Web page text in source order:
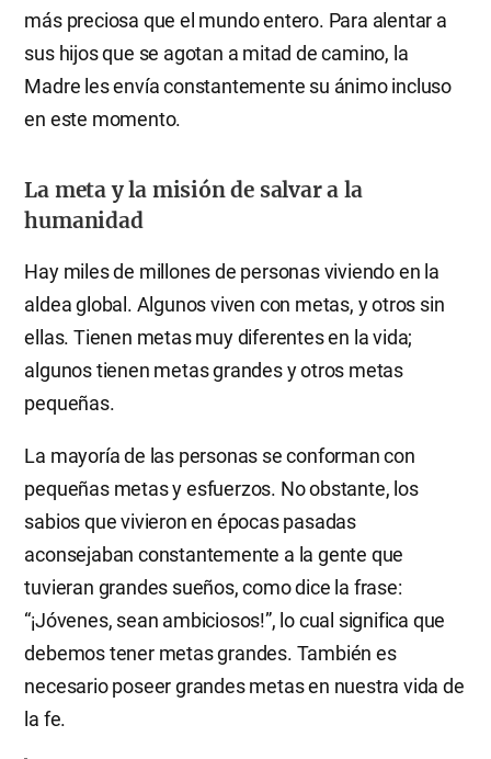
más preciosa que el mundo entero. Para alentar a
sus hijos que se agotan a mitad de camino, la
Madre les envía constantemente su ánimo incluso
en este momento.
La meta y la misión de salvar a la
humanidad
Hay miles de millones de personas viviendo en la
aldea global. Algunos viven con metas, y otros sin
ellas. Tienen metas muy diferentes en la vida;
algunos tienen metas grandes y otros metas
pequeñas.
La mayoría de las personas se conforman con
pequeñas metas y esfuerzos. No obstante, los
sabios que vivieron en épocas pasadas
aconsejaban constantemente a la gente que
tuvieran grandes sueños, como dice la frase:
“¡Jóvenes, sean ambiciosos!”, lo cual significa que
debemos tener metas grandes. También es
necesario poseer grandes metas en nuestra vida de
la fe.